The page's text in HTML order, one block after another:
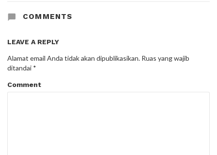
COMMENTS
LEAVE A REPLY
Alamat email Anda tidak akan dipublikasikan. Ruas yang wajib
ditandai *
Comment